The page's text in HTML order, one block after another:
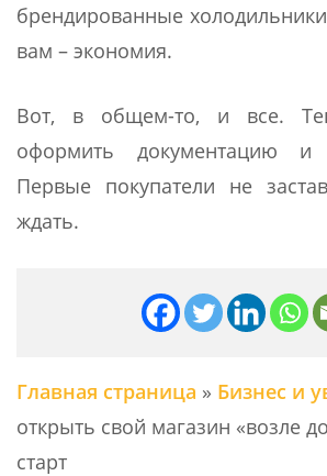
брендированные
вам – экономия.
Вот, в общем-то, и все.
оформить документацию и
Первые покупатели не
ждать.
Главная страница » Бизнес и
открыть свой магазин «возле
старт